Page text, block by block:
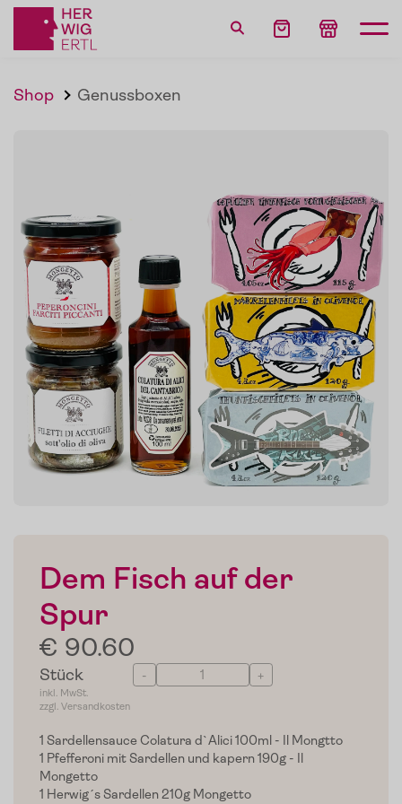
Shop Genussboxen
Dem Fisch auf der
Spur
€ 90.60
Stück - +
inkl. MwSt.
zzgl. Versandkosten
1 Sardellensauce Colatura d`Alici 100ml - Il Mongtto
1 Pfefferoni mit Sardellen und kapern 190g - Il
Mongetto
1 Herwig´s Sardellen 210g Mongetto